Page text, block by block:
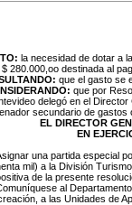
la necesidad de dotar a
280.000,oo destinada al
que el gasto se
que por
delegó en el
secundario de gastos
EL DIRECTOR
EN
una partida especial
mil) a la División
de la presente
al
a las Unidades de